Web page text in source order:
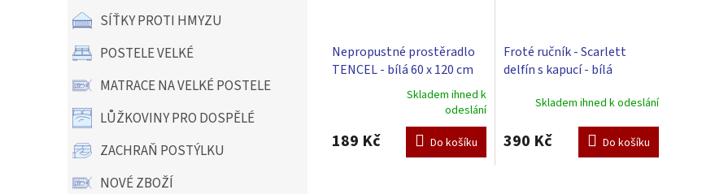
SÍŤKY PROTI HMYZU
POSTELE VELKÉ
MATRACE NA VELKÉ POSTELE
LŮŽKOVINY PRO DOSPĚLÉ
ZACHRAŇ POSTÝLKU
NOVÉ ZBOŽÍ
Nepropustné prostěradlo
TENCEL - bílá 60 x 120 cm
produktu
je
Skladem ihned k
odeslání
189 Kč Do košíku
Froté ručník - Scarlett
delfín s kapucí - bílá
Skladem ihned k odeslání
390 Kč Do košíku